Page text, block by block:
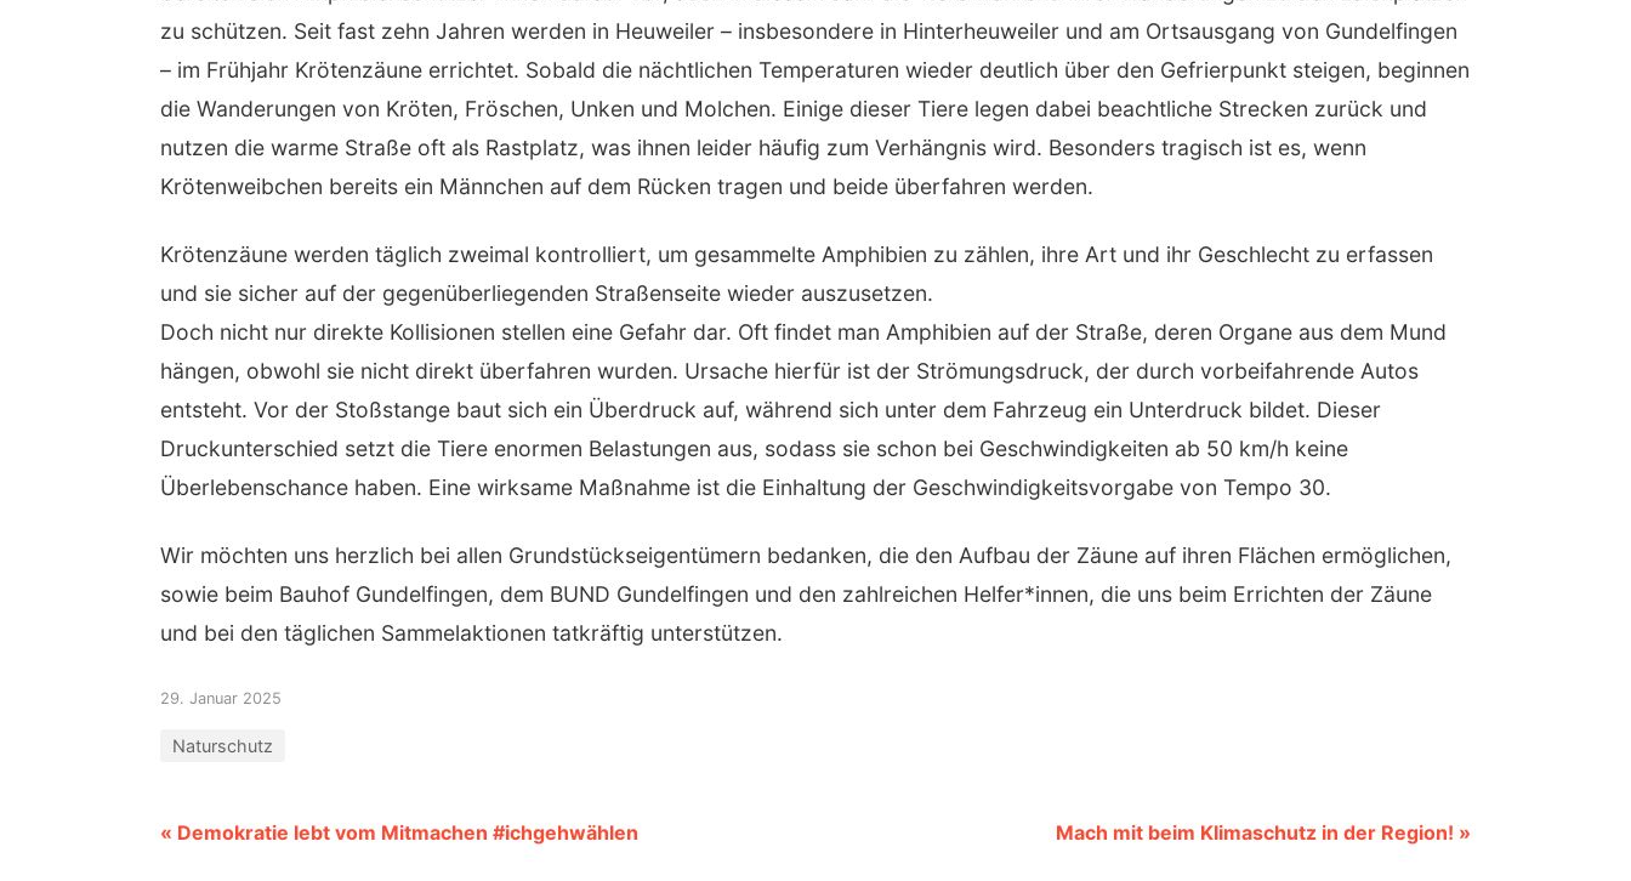
zu schützen. Seit fast zehn Jahren werden in Heuweiler – insbesondere in Hinterheuweiler und am Ortsausgang von Gundelfingen
– im Frühjahr Krötenzäune errichtet. Sobald die nächtlichen Temperaturen wieder deutlich über den Gefrierpunkt steigen, beginnen
die Wanderungen von Kröten, Fröschen, Unken und Molchen. Einige dieser Tiere legen dabei beachtliche Strecken zurück und
nutzen die warme Straße oft als Rastplatz, was ihnen leider häufig zum Verhängnis wird. Besonders tragisch ist es, wenn
Krötenweibchen bereits ein Männchen auf dem Rücken tragen und beide überfahren werden.
Krötenzäune werden täglich zweimal kontrolliert, um gesammelte Amphibien zu zählen, ihre Art und ihr Geschlecht zu erfassen
und sie sicher auf der gegenüberliegenden Straßenseite wieder auszusetzen.
Doch nicht nur direkte Kollisionen stellen eine Gefahr dar. Oft findet man Amphibien auf der Straße, deren Organe aus dem Mund
hängen, obwohl sie nicht direkt überfahren wurden. Ursache hierfür ist der Strömungsdruck, der durch vorbeifahrende Autos
entsteht. Vor der Stoßstange baut sich ein Überdruck auf, während sich unter dem Fahrzeug ein Unterdruck bildet. Dieser
Druckunterschied setzt die Tiere enormen Belastungen aus, sodass sie schon bei Geschwindigkeiten ab 50 km/h keine
Überlebenschance haben. Eine wirksame Maßnahme ist die Einhaltung der Geschwindigkeitsvorgabe von Tempo 30.
Wir möchten uns herzlich bei allen Grundstückseigentümern bedanken, die den Aufbau der Zäune auf ihren Flächen ermöglichen,
sowie beim Bauhof Gundelfingen, dem BUND Gundelfingen und den zahlreichen Helfer*innen, die uns beim Errichten der Zäune
und bei den täglichen Sammelaktionen tatkräftig unterstützen.
29. Januar 2025
Naturschutz
« Demokratie lebt vom Mitmachen #ichgehwählen Mach mit beim Klimaschutz in der Region! »